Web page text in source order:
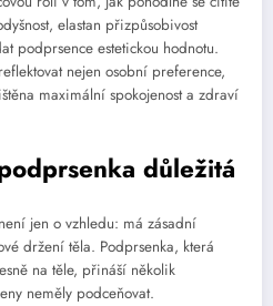
elastan přizpůsobivost
podprsence estetickou hodnotu.
nejen osobní preference,
maximální spokojenost a zdraví
důležitá
jen o vzhledu: má zásadní
držení těla. Podprsenka, která
na těle, přináší několik
neměly podceňovat.